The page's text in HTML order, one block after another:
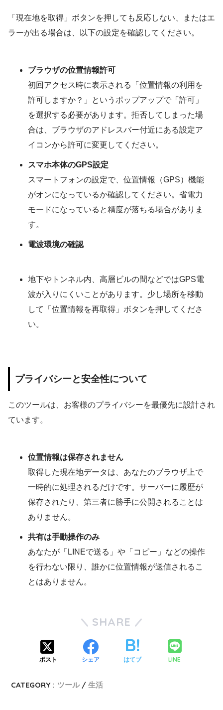
「現在地を取得」ボタンを押しても反応しない、またはエ
ラーが出る場合は、以下の設定を確認してください。
ブラウザの位置情報許可
初回アクセス時に表示される「位置情報の利用を
許可しますか？」というポップアップで「許可」
を選択する必要があります。拒否してしまった場
合は、ブラウザのアドレスバー付近にある設定ア
イコンから許可に変更してください。
スマホ本体のGPS設定
スマートフォンの設定で、位置情報（GPS）機能
がオンになっているか確認してください。省電力
モードになっていると精度が落ちる場合がありま
す。
電波環境の確認
地下やトンネル内、高層ビルの間などではGPS電
波が入りにくいことがあります。少し場所を移動
して「位置情報を再取得」ボタンを押してくださ
い。
プライバシーと安全性について
このツールは、お客様のプライバシーを最優先に設計され
ています。
位置情報は保存されません
取得した現在地データは、あなたのブラウザ上で
一時的に処理されるだけです。サーバーに履歴が
保存されたり、第三者に勝手に公開されることは
ありません。
共有は手動操作のみ
あなたが「LINEで送る」や「コピー」などの操作
を行わない限り、誰かに位置情報が送信されるこ
とはありません。
SHARE
ポスト シェア はてブ LINE
CATEGORY : ツール 生活